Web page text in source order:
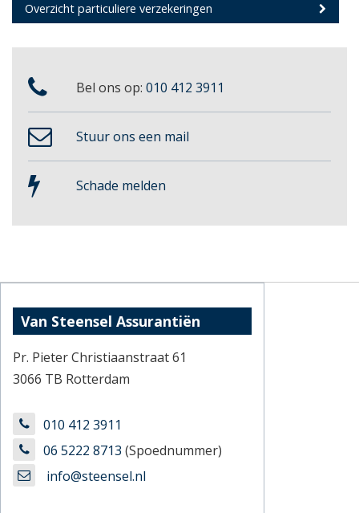
Overzicht particuliere verzekeringen
Bel ons op: 010 412 3911
Stuur ons een mail
Schade melden
Van Steensel Assurantiën
Pr. Pieter Christiaanstraat 61
3066 TB Rotterdam
010 412 3911
06 5222 8713 (Spoednummer)
info@steensel.nl